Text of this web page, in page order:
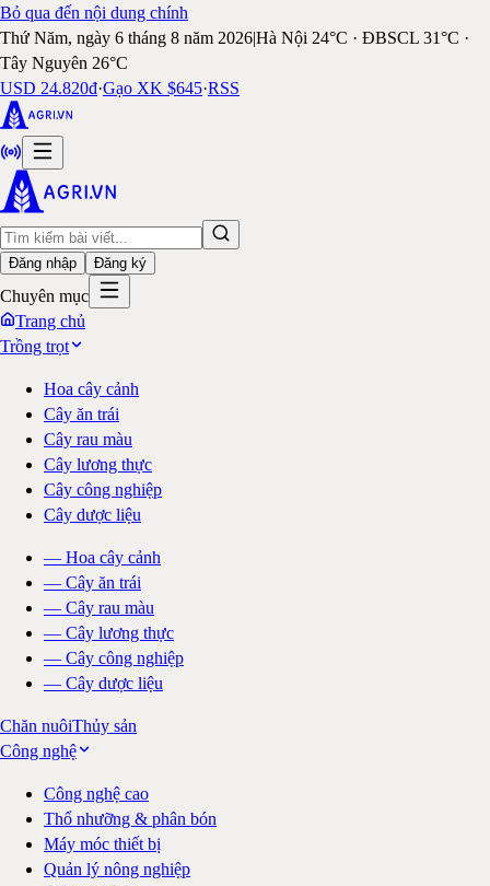
Bỏ qua đến nội dung chính
Thứ Năm, ngày 6 tháng 8 năm 2026|Hà Nội 24°C · ĐBSCL 31°C ·
Tây Nguyên 26°C
USD 24.820đ·Gạo XK $645·RSS
Đăng nhập Đăng ký
Chuyên mục
Trang chủ
Trồng trọt
Hoa cây cảnh
Cây ăn trái
Cây rau màu
Cây lương thực
Cây công nghiệp
Cây dược liệu
— Hoa cây cảnh
— Cây ăn trái
— Cây rau màu
— Cây lương thực
— Cây công nghiệp
— Cây dược liệu
Chăn nuôiThủy sản
Công nghệ
Công nghệ cao
Thổ nhưỡng & phân bón
Máy móc thiết bị
Quản lý nông nghiệp